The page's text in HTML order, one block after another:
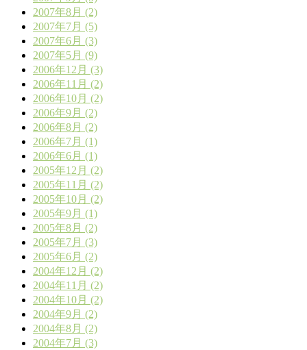
2007年8月 (2)
2007年7月 (5)
2007年6月 (3)
2007年5月 (9)
2006年12月 (3)
2006年11月 (2)
2006年10月 (2)
2006年9月 (2)
2006年8月 (2)
2006年7月 (1)
2006年6月 (1)
2005年12月 (2)
2005年11月 (2)
2005年10月 (2)
2005年9月 (1)
2005年8月 (2)
2005年7月 (3)
2005年6月 (2)
2004年12月 (2)
2004年11月 (2)
2004年10月 (2)
2004年9月 (2)
2004年8月 (2)
2004年7月 (3)